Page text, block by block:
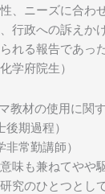
、ニーズに合
行政への訴え
れる報告であった
学府院生）
教材の使用に
期過程）
常勤講師）
味も兼ねてや
究のひとつと